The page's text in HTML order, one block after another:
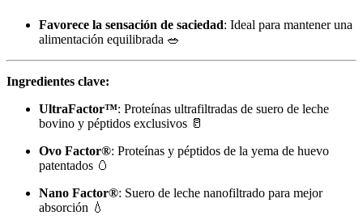
Favorece la sensación de saciedad: Ideal para mantener una
alimentación equilibrada 🥗
Ingredientes clave:
UltraFactor™: Proteínas ultrafiltradas de suero de leche
bovino y péptidos exclusivos 🥛
Ovo Factor®: Proteínas y péptidos de la yema de huevo
patentados 🥚
Nano Factor®: Suero de leche nanofiltrado para mejor
absorción 💧